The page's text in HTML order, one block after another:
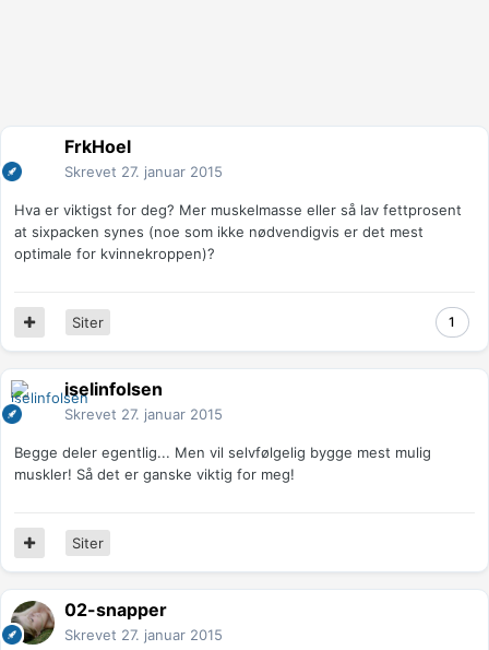
FrkHoel
Skrevet 27. januar 2015
Hva er viktigst for deg? Mer muskelmasse eller så lav fettprosent
at sixpacken synes (noe som ikke nødvendigvis er det mest
optimale for kvinnekroppen)?
1
Siter
iselinfolsen
Skrevet 27. januar 2015
Begge deler egentlig... Men vil selvfølgelig bygge mest mulig
muskler! Så det er ganske viktig for meg!
Siter
02-snapper
Skrevet 27. januar 2015